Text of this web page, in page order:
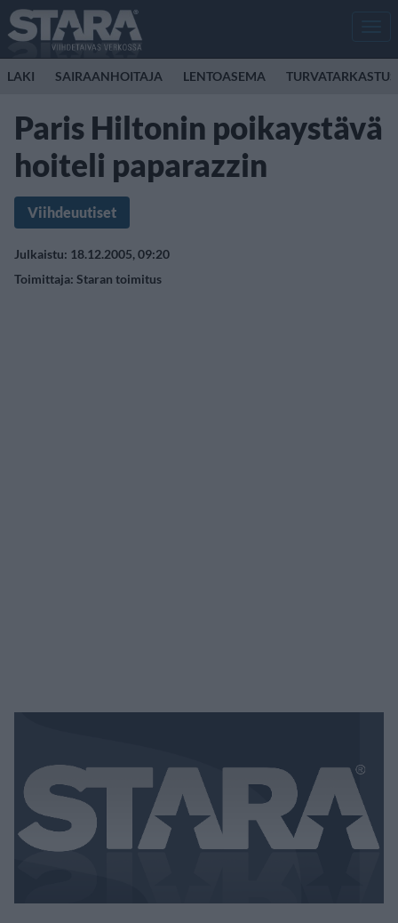
LAKI SAIRAANHOITAJA LENTOASEMA TURVATARKASTUS
Paris Hiltonin poikaystävä
hoiteli paparazzin
Viihdeuutiset
Julkaistu: 18.12.2005, 09:20
Toimittaja: Staran toimitus